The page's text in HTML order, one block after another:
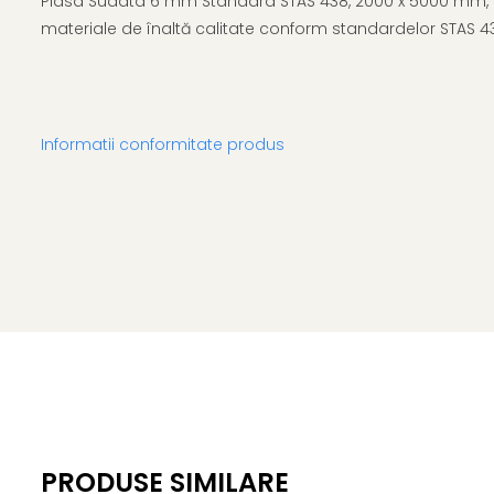
materiale de înaltă calitate conform standardelor STAS
Informatii conformitate produs
PRODUSE SIMILARE